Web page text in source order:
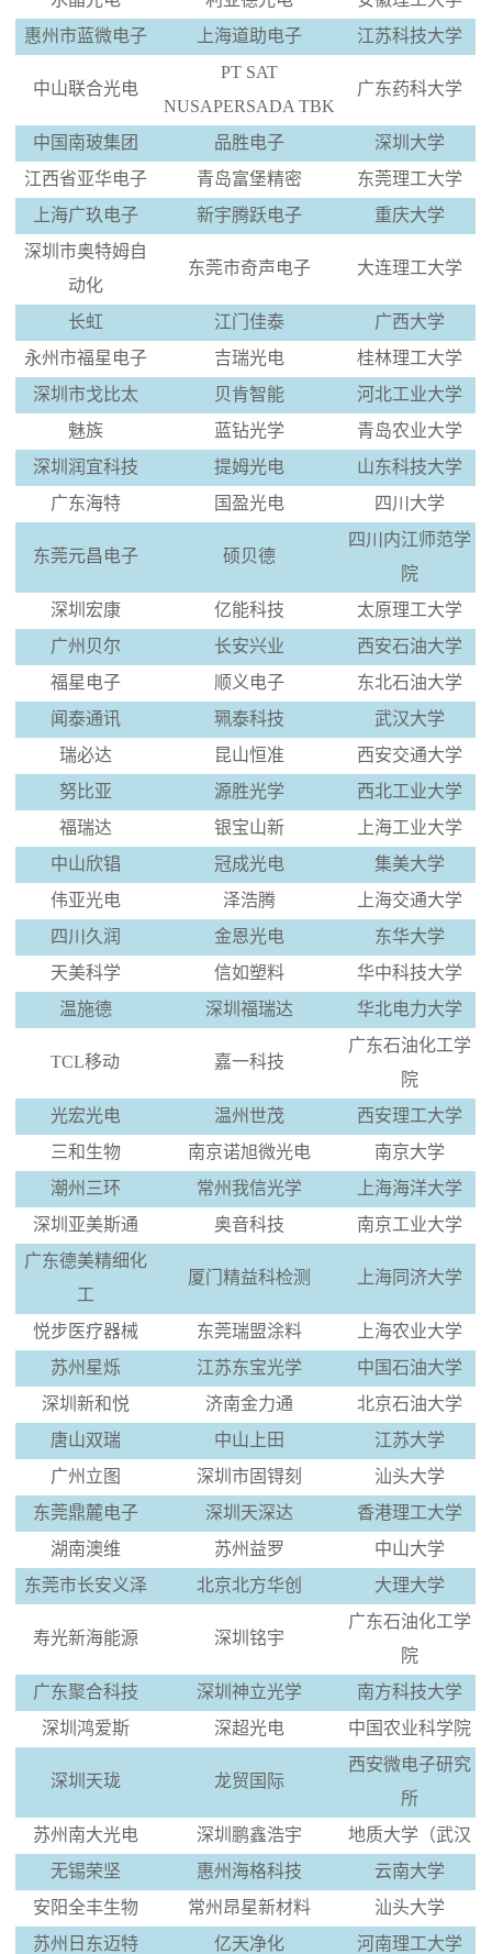
惠州市蓝微电子
上海道助电子 江苏科技大学
中山联合光电
PT SAT
NUSAPERSADA TBK
广东药科大学
中国南玻集团 品胜电子
深圳大学
江西省亚华电子
青岛富堡精密
东莞理工大学
上海广玖电子
新宇腾跃电子
重庆大学
深圳市奥特姆自
动化
东莞市奇声电子 大连理工大学
长虹 江门佳泰
广西大学
永州市福星电子
吉瑞光电
桂林理工大学
深圳市戈比太
贝肯智能
河北工业大学
魅族
蓝钻光学
青岛农业大学
深圳润宜科技
提姆光电
山东科技大学
广东海特
国盈光电 四川大学
东莞元昌电子 硕贝德
四川内江师范学
院
深圳宏康
亿能科技
太原理工大学
广州贝尔
长安兴业
西安石油大学
福星电子
顺义电子
东北石油大学
闻泰通讯
珮泰科技
武汉大学
瑞必达
昆山恒准
西安交通大学
努比亚
源胜光学
西北工业大学
福瑞达
银宝山新
上海工业大学
中山欣锠
冠成光电
集美大学
伟亚光电
泽浩腾
上海交通大学
四川久润
金恩光电
东华大学
天美科学
信如塑料
华中科技大学
温施德
深圳福瑞达 华北电力大学
TCL移动 嘉一科技
广东石油化工学
院
光宏光电
温州世茂
西安理工大学
三和生物
南京诺旭微光电
南京大学
潮州三环
常州我信光学
上海海洋大学
深圳亚美斯通
奥音科技
南京工业大学
广东德美精细化
工
厦门精益科检测 上海同济大学
悦步医疗器械 东莞瑞盟涂料
上海农业大学
苏州星烁
江苏东宝光学
中国石油大学
深圳新和悦
济南金力通
北京石油大学
唐山双瑞
中山上田
江苏大学
广州立图
深圳市固锝刻
汕头大学
东莞鼎麓电子
深圳天深达
香港理工大学
湖南澳维
苏州益罗
中山大学
东莞市长安义泽
北京北方华创 大理大学
寿光新海能源 深圳铭宇
广东石油化工学
院
广东聚合科技
深圳神立光学
南方科技大学
深圳鸿爱斯
深超光电 中国农业科学院
深圳天珑 龙贸国际
西安微电子研究
所
苏州南大光电
深圳鹏鑫浩宇
地质大学（武汉
无锡荣坚
惠州海格科技
云南大学
安阳全丰生物
常州昂星新材料
汕头大学
苏州日东迈特
亿天净化
河南理工大学